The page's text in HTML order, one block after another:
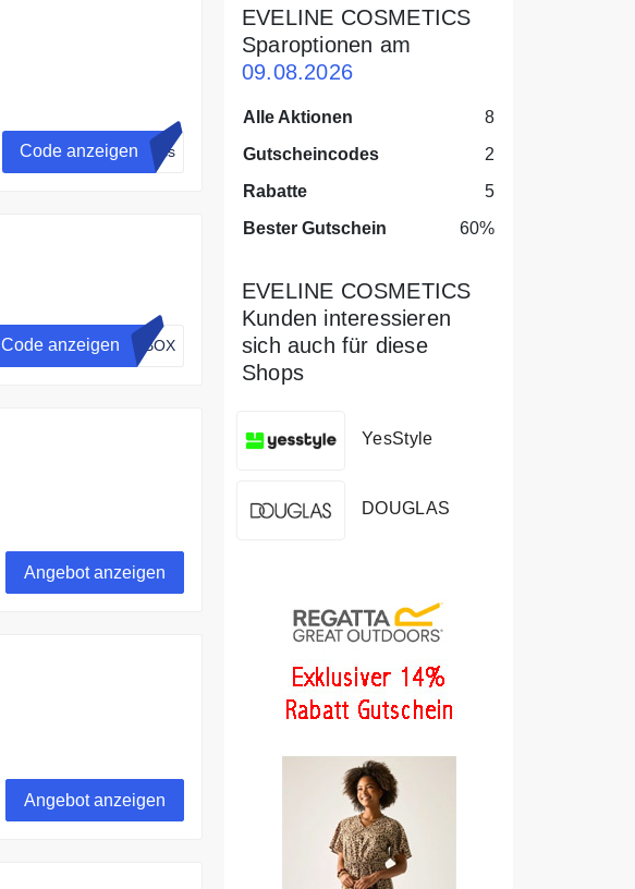
Code anzeigen tics
Code anzeigen KBOX
Angebot anzeigen
Angebot anzeigen
EVELINE COSMETICS
Sparoptionen am
09.08.2026
Alle Aktionen
8
Gutscheincodes
2
Rabatte
5
Bester Gutschein
60%
EVELINE COSMETICS
Kunden interessieren
sich auch für diese
Shops
YesStyle
DOUGLAS